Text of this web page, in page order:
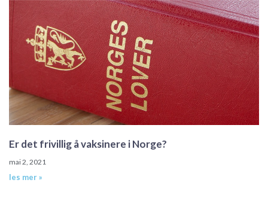
Er det frivillig å vaksinere i Norge?
mai 2, 2021
les mer »